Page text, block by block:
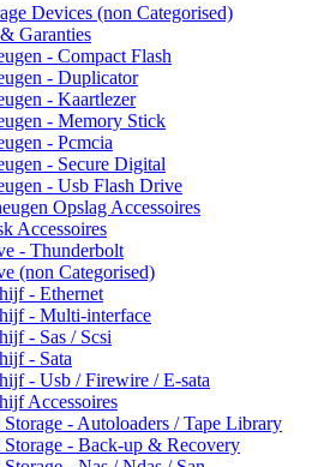
Devices (non Categorised)
Garanties
- Compact Flash
- Duplicator
- Kaartlezer
- Memory Stick
- Pcmcia
- Secure Digital
- Usb Flash Drive
Opslag Accessoires
Accessoires
- Thunderbolt
(non Categorised)
- Ethernet
- Multi-interface
- Sas / Scsi
- Sata
- Usb / Firewire / E-sata
Accessoires
- Autoloaders / Tape Library
- Back-up & Recovery